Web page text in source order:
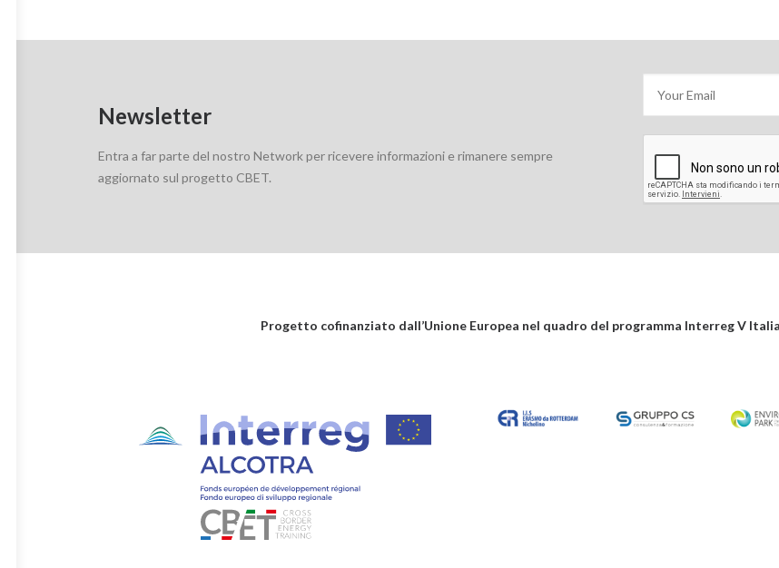
Newsletter
Entra a far parte del nostro Network per ricevere informazioni e rimanere sempre
aggiornato sul progetto CBET.
Progetto cofinanziato dall’Unione Europea nel quadro del programma Interreg V